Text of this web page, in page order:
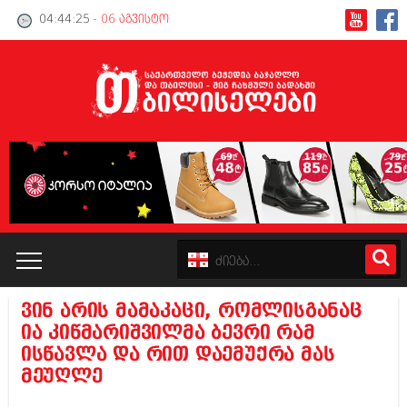
04:44:26 - 06 აგვისტო
კატალოგი
პოლიტიკა
ვინ არის მამაკაცი, რომლისგანაც
ია კიწმარიშვილმა ბევრი რამ
ისწავლა და რით დაემუქრა მას
მეუღლე